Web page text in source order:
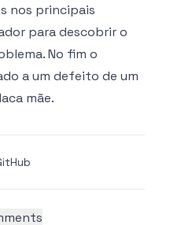
nos principais
para descobrir o
No fim o
a um defeito de um
mãe.